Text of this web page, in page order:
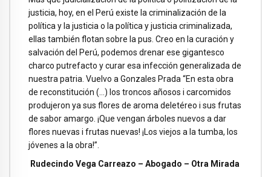
justicia, hoy, en el Perú existe la criminalización de la
política y la justicia o la política y justicia criminalizada,
ellas también flotan sobre la pus. Creo en la curación y
salvación del Perú, podemos drenar ese gigantesco
charco putrefacto y curar esa infección generalizada de
nuestra patria. Vuelvo a Gonzales Prada “En esta obra
de reconstitución (…) los troncos añosos i carcomidos
produjeron ya sus flores de aroma deletéreo i sus frutas
de sabor amargo. ¡Que vengan árboles nuevos a dar
flores nuevas i frutas nuevas! ¡Los viejos a la tumba, los
jóvenes a la obra!”.
Rudecindo Vega Carreazo – Abogado – Otra Mirada